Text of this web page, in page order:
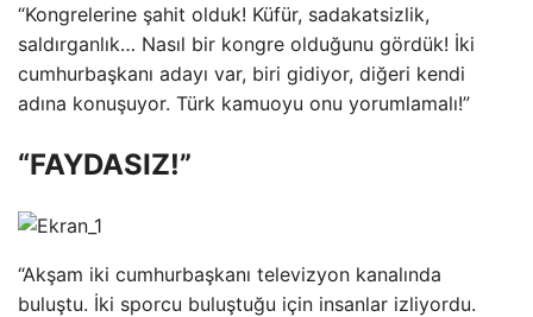
“Kongrelerine şahit olduk! Küfür, sadakatsizlik,
saldırganlık… Nasıl bir kongre olduğunu gördük! İki
cumhurbaşkanı adayı var, biri gidiyor, diğeri kendi
adına konuşuyor. Türk kamuoyu onu yorumlamalı!”
“FAYDASIZ!”
“Akşam iki cumhurbaşkanı televizyon kanalında
buluştu. İki sporcu buluştuğu için insanlar izliyordu.